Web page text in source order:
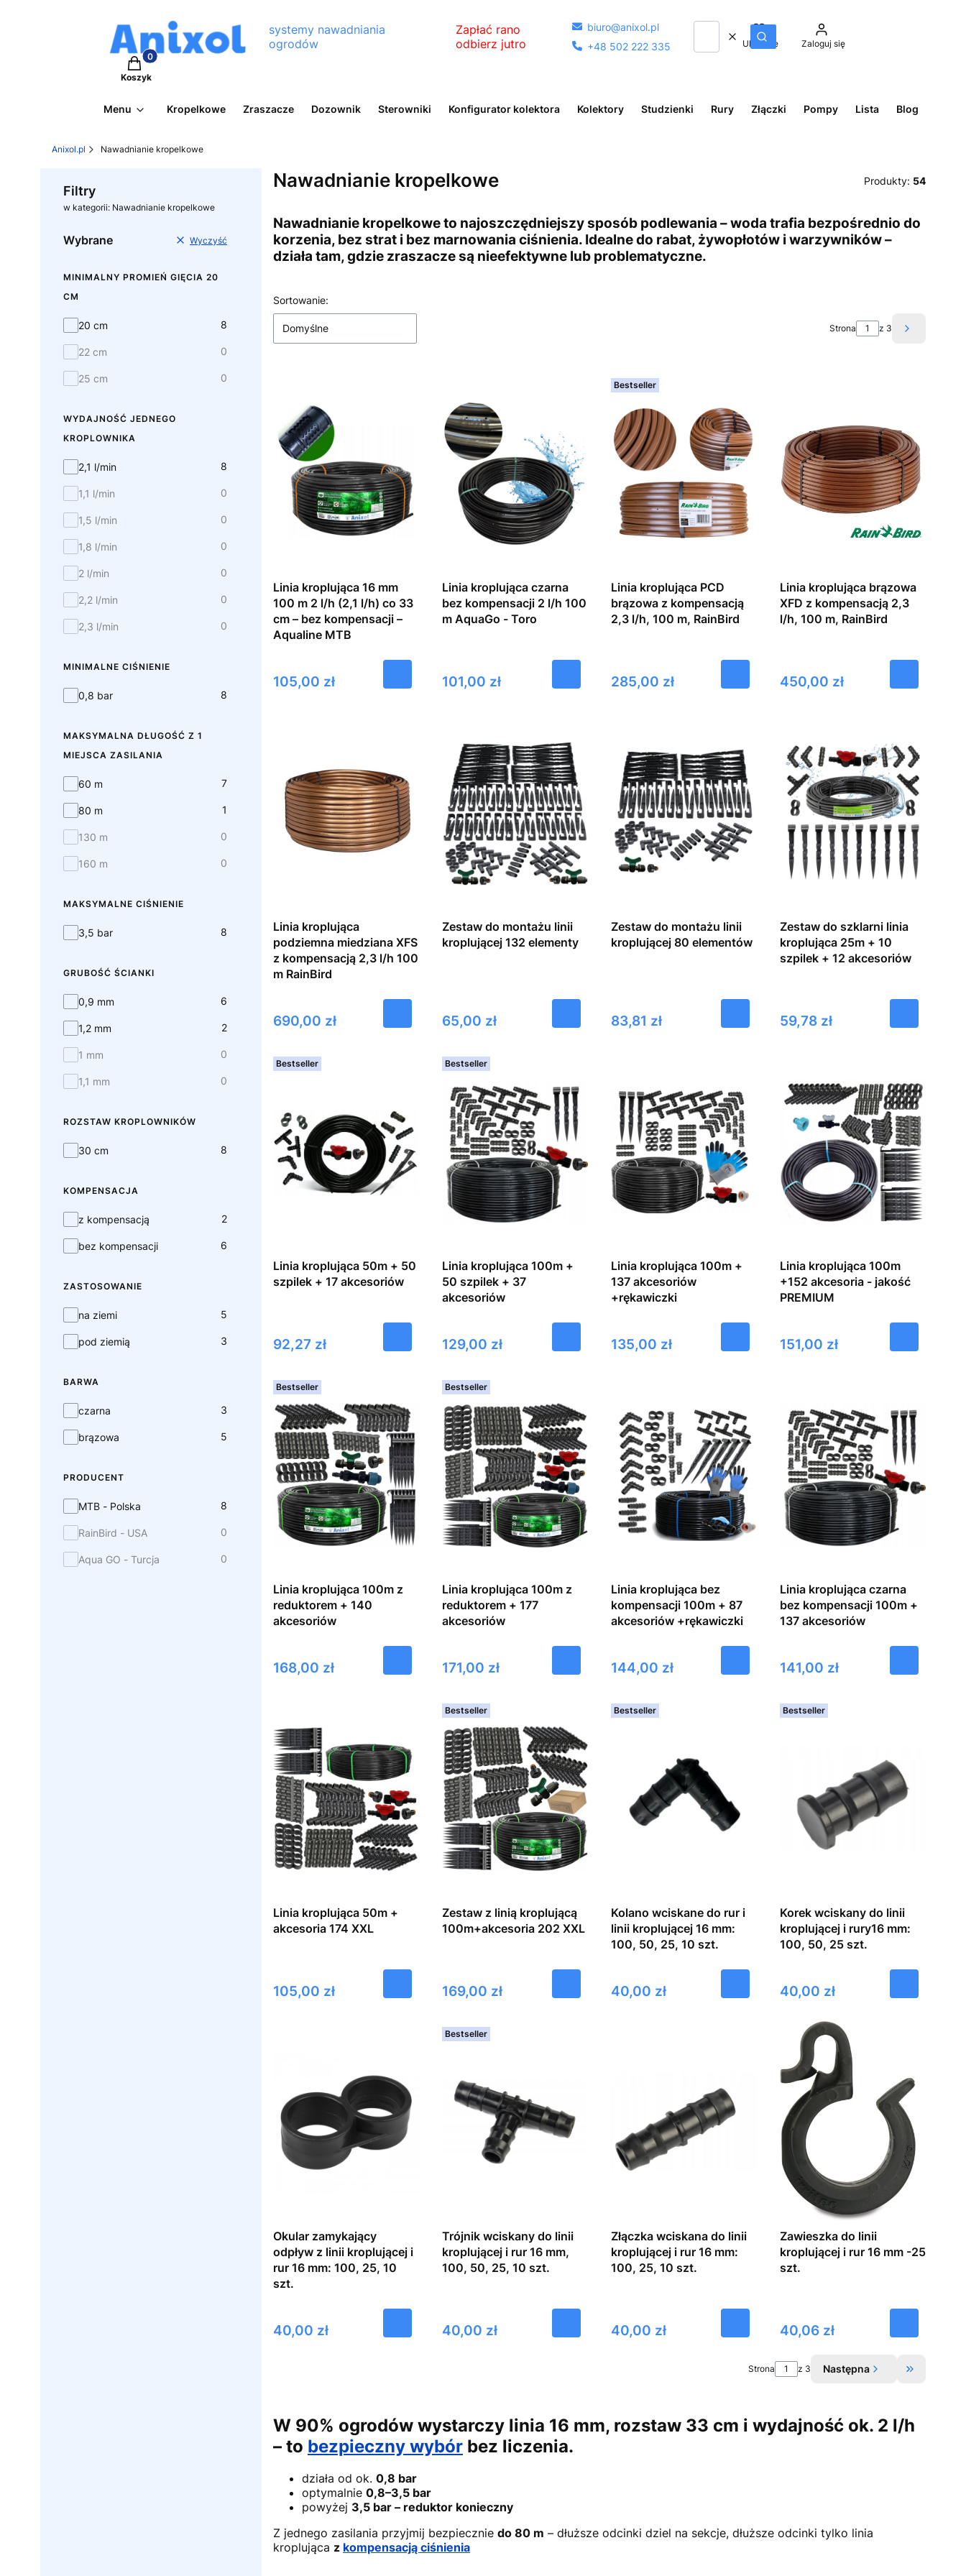
systemy nawadniania
ogrodów
Zapłać rano
odbierz jutro
 biuro@anixol.pl
 +48 502 222 335 WyczyśćSzukaj
Ulubione Zaloguj się
Produkty w koszyku: 0. Zobacz szczegóły
Koszyk
Menu Kropelkowe Zraszacze Dozownik Sterowniki Konfigurator kolektora Kolektory Studzienki Rury Złączki Pompy Lista Blog
Anixol.pl Nawadnianie kropelkowe
Filtry
w kategorii: Nawadnianie kropelkowe
Wybrane Wyczyść
MINIMALNY PROMIEŃ GIĘCIA 20
CM
Minimalny promień gięcia 20 cm
20 cm 8
22 cm 0
25 cm 0
WYDAJNOŚĆ JEDNEGO
KROPLOWNIKA
wydajność jednego kroplownika
2,1 l/min 8
1,1 l/min 0
1,5 l/min 0
1,8 l/min 0
2 l/min 0
2,2 l/min 0
2,3 l/min 0
MINIMALNE CIŚNIENIE
minimalne ciśnienie
0,8 bar 8
MAKSYMALNA DŁUGOŚĆ Z 1
MIEJSCA ZASILANIA
maksymalna długość z 1 miejsca zasilania
60 m 7
80 m 1
130 m 0
160 m 0
MAKSYMALNE CIŚNIENIE
maksymalne ciśnienie
3,5 bar 8
GRUBOŚĆ ŚCIANKI
grubość ścianki
0,9 mm 6
1,2 mm 2
1 mm 0
1,1 mm 0
ROZSTAW KROPLOWNIKÓW
rozstaw kroplowników
30 cm 8
KOMPENSACJA
kompensacja
z kompensacją 2
bez kompensacji 6
ZASTOSOWANIE
zastosowanie
na ziemi 5
pod ziemią 3
BARWA
barwa
czarna 3
brązowa 5
PRODUCENT
producent
MTB - Polska 8
RainBird - USA 0
Aqua GO - Turcja 0
Nawadnianie kropelkowe Produkty: 54
Nawadnianie kropelkowe to najoszczędniejszy sposób podlewania – woda trafia bezpośrednio do
korzenia, bez strat i bez marnowania ciśnienia. Idealne do rabat, żywopłotów i warzywników –
działa tam, gdzie zraszacze są nieefektywne lub problematyczne.
Lista produktów
Sortowanie:
Domyślne Strona z 3
Linia kroplująca 16 mm
100 m 2 l/h (2,1 l/h) co 33
cm – bez kompensacji –
Aqualine MTB
Cena
105,00 zł
Linia kroplująca czarna
bez kompensacji 2 l/h 100
m AquaGo - Toro
Cena
101,00 zł
Bestseller
Linia kroplująca PCD
brązowa z kompensacją
2,3 l/h, 100 m, RainBird
Cena
285,00 zł
Linia kroplująca brązowa
XFD z kompensacją 2,3
l/h, 100 m, RainBird
Cena
450,00 zł
Linia kroplująca
podziemna miedziana XFS
z kompensacją 2,3 l/h 100
m RainBird
Cena
690,00 zł
Zestaw do montażu linii
kroplującej 132 elementy
Cena
65,00 zł
Zestaw do montażu linii
kroplującej 80 elementów
Cena
83,81 zł
Zestaw do szklarni linia
kroplująca 25m + 10
szpilek + 12 akcesoriów
Cena
59,78 zł
Bestseller
Linia kroplująca 50m + 50
szpilek + 17 akcesoriów
Cena
92,27 zł
Bestseller
Linia kroplująca 100m +
50 szpilek + 37
akcesoriów
Cena
129,00 zł
Linia kroplująca 100m +
137 akcesoriów
+rękawiczki
Cena
135,00 zł
Linia kroplująca 100m
+152 akcesoria - jakość
PREMIUM
Cena
151,00 zł
Bestseller
Linia kroplująca 100m z
reduktorem + 140
akcesoriów
Cena
168,00 zł
Bestseller
Linia kroplująca 100m z
reduktorem + 177
akcesoriów
Cena
171,00 zł
Linia kroplująca bez
kompensacji 100m + 87
akcesoriów +rękawiczki
Cena
144,00 zł
Linia kroplująca czarna
bez kompensacji 100m +
137 akcesoriów
Cena
141,00 zł
Linia kroplująca 50m +
akcesoria 174 XXL
Cena
105,00 zł
Bestseller
Zestaw z linią kroplującą
100m+akcesoria 202 XXL
Cena
169,00 zł
Bestseller
Kolano wciskane do rur i
linii kroplującej 16 mm:
100, 50, 25, 10 szt.
Cena
40,00 zł
Bestseller
Korek wciskany do linii
kroplującej i rury16 mm:
100, 50, 25 szt.
Cena
40,00 zł
Okular zamykający
odpływ z linii kroplującej i
rur 16 mm: 100, 25, 10
szt.
Cena
40,00 zł
Bestseller
Trójnik wciskany do linii
kroplującej i rur 16 mm,
100, 50, 25, 10 szt.
Cena
40,00 zł
Złączka wciskana do linii
kroplującej i rur 16 mm:
100, 25, 10 szt.
Cena
40,00 zł
Zawieszka do linii
kroplującej i rur 16 mm -25
szt.
Cena
40,06 zł
Strona z 3 Następna Przejdź
W 90% ogrodów wystarczy linia 16 mm, rozstaw 33 cm i wydajność ok. 2 l/h
– to bezpieczny wybór bez liczenia.
działa od ok. 0,8 bar
optymalnie 0,8–3,5 bar
powyżej 3,5 bar – reduktor konieczny
Z jednego zasilania przyjmij bezpiecznie do 80 m – dłuższe odcinki dziel na sekcje, dłuższe odcinki tylko linia
kroplująca z kompensacją ciśnienia